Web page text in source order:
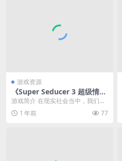
游戏资源
《Super Seducer 3 超级情圣
3/绝世情圣3》v1.0.32 真人互
动影游 内置简中汉化版
游戏简介 在现实社会当中，我们可
能会遇到心仪的女生，但是不知道
怎么搭讪的问题，又...
1 年前 77